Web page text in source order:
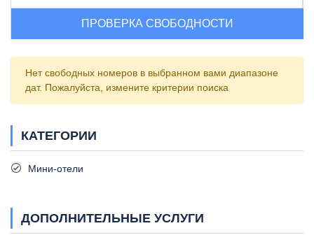
ПРОВЕРКА СВОБОДНОСТИ
Нет свободных номеров в выбранном вами диапазоне
дат. Пожалуйста, измените критерии поиска
КАТЕГОРИИ
Мини-отели
ДОПОЛНИТЕЛЬНЫЕ УСЛУГИ